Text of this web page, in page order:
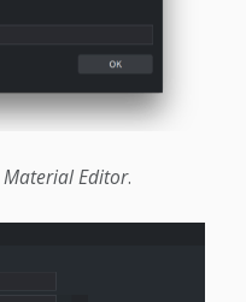
Material Editor.